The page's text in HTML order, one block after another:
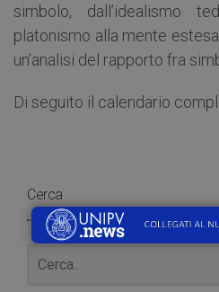
simbolo, dall’idealismo
platonismo alla mente
un’analisi del rapporto fra
Di seguito il calendario
Cerca